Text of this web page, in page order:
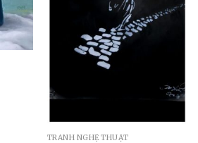
TRANH NGHỆ THUẬT